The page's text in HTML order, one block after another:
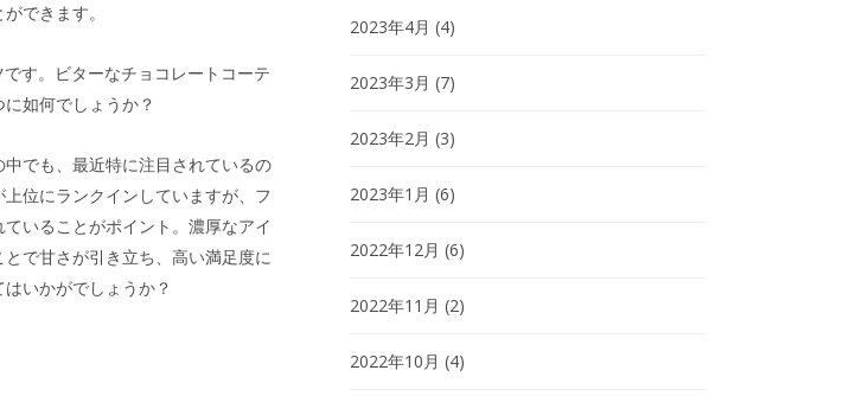
できます。
す。ビターなチョコレートコーテ
如何でしょうか？
でも、最近特に注目されているの
位にランクインしていますが、フ
いることがポイント。濃厚なアイ
で甘さが引き立ち、高い満足度に
いかがでしょうか？
2023年4月 (4)
2023年3月 (7)
2023年2月 (3)
2023年1月 (6)
2022年12月 (6)
2022年11月 (2)
2022年10月 (4)